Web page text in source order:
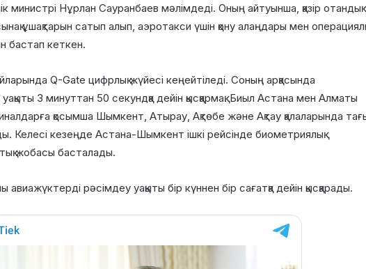
министрі Нұрлан Сауранбаев мәлімдеді. Оның айтуынша, қазір отандық
ұшақтарын сатып алып, аэротакси үшін қону алаңдары мен
бастап кеткен.
Q-Gate цифрлық жүйесі кеңейтіледі. Соның арқасында
3 минуттан 50 секундқа дейін қысқармақ. Биыл Астана мен Алматы
қосымша Шымкент, Атырау, Ақтөбе және Ақтау қалаларында
Келесі кезеңде Астана-Шымкент ішкі рейсінде биометриялық
жобасы басталады.
авиажүктерді рәсімдеу уақыты бір күннен бір сағатқа дейін қысқарады.